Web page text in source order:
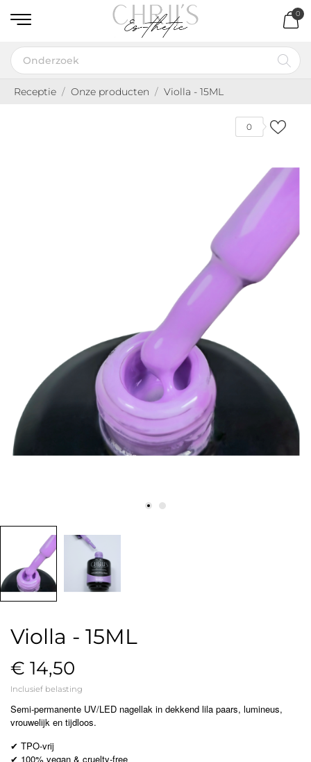
0
Receptie Onze producten Violla - 15ML
0
Violla - 15ML
€ 14,50
Inclusief belasting
Semi-permanente UV/LED nagellak in dekkend lila paars, lumineus,
vrouwelijk en tijdloos.
✔ TPO-vrij
✔ 100% vegan & cruelty-free